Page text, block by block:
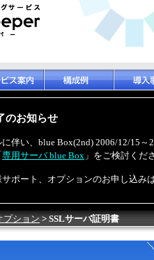
のお知らせ
伴い、blue Box(2nd) 2006/12/15
専用サーバ blue Box 」をご検討くだ
ポート、オプションのお申し込み
プション > SSLサーバ証明書